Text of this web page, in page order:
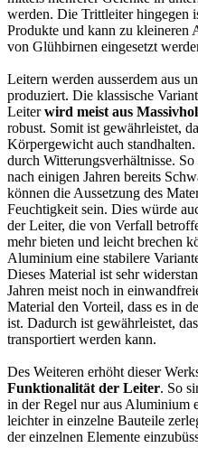
werden. Die Trittleiter hingegen
Produkte und kann zu kleineren
von Glühbirnen eingesetzt
Leitern werden ausserdem aus
produziert. Die klassische
Leiterwird meist aus
robust. Somit ist gewährleistet,
Körpergewicht auch
durch Witterungsverhältnisse.
nach einigen Jahren bereits
können die Aussetzung des
Feuchtigkeit sein. Dies würde
der Leiter, die von Verfall
mehr bieten und leicht brechen
Aluminium eine stabilere
Dieses Material ist sehr
Jahren meist noch in
Material den Vorteil, dass es in
ist. Dadurch ist gewährleistet,
transportiert werden kann.
Des Weiteren erhöht dieser
Funktionalität der Leiter. So
in der Regel nur aus Aluminium
leichter in einzelne Bauteile
der einzelnen Elemente